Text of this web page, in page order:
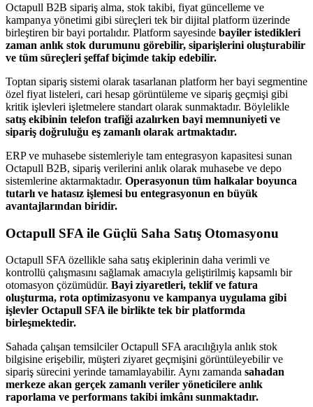
Octapull B2B sipariş alma, stok takibi, fiyat güncelleme ve
kampanya yönetimi gibi süreçleri tek bir dijital platform üzerinde
birleştiren bir bayi portalıdır. Platform sayesinde bayiler istedikleri
zaman anlık stok durumunu görebilir, siparişlerini oluşturabilir
ve tüm süreçleri şeffaf biçimde takip edebilir.
Toptan sipariş sistemi olarak tasarlanan platform her bayi segmentine
özel fiyat listeleri, cari hesap görüntüleme ve sipariş geçmişi gibi
kritik işlevleri işletmelere standart olarak sunmaktadır. Böylelikle
satış ekibinin telefon trafiği azalırken bayi memnuniyeti ve
sipariş doğruluğu eş zamanlı olarak artmaktadır.
ERP ve muhasebe sistemleriyle tam entegrasyon kapasitesi sunan
Octapull B2B, sipariş verilerini anlık olarak muhasebe ve depo
sistemlerine aktarmaktadır. Operasyonun tüm halkalar boyunca
tutarlı ve hatasız işlemesi bu entegrasyonun en büyük
avantajlarından biridir.
Octapull SFA ile Güçlü Saha Satış Otomasyonu
Octapull SFA özellikle saha satış ekiplerinin daha verimli ve
kontrollü çalışmasını sağlamak amacıyla geliştirilmiş kapsamlı bir
otomasyon çözümüdür. Bayi ziyaretleri, teklif ve fatura
oluşturma, rota optimizasyonu ve kampanya uygulama gibi
işlevler Octapull SFA ile birlikte tek bir platformda
birleşmektedir.
Sahada çalışan temsilciler Octapull SFA aracılığıyla anlık stok
bilgisine erişebilir, müşteri ziyaret geçmişini görüntüleyebilir ve
sipariş sürecini yerinde tamamlayabilir. Aynı zamanda sahadan
merkeze akan gerçek zamanlı veriler yöneticilere anlık
raporlama ve performans takibi imkânı sunmaktadır.